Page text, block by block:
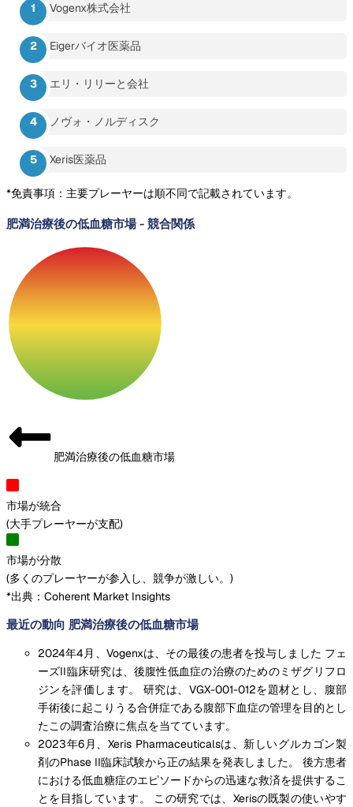
Vogenx株式会社
Eigerバイオ医薬品
エリ・リリーと会社
ノヴォ・ノルディスク
Xeris医薬品
*免責事項：主要プレーヤーは順不同で記載されています。
肥満治療後の低血糖市場- 競合関係
肥満治療後の低血糖市場
市場が統合
(大手プレーヤーが支配)
市場が分散
(多くのプレーヤーが参入し、競争が激しい。 )
*出典：Coherent Market Insights
最近の動向 肥満治療後の低血糖市場
2024年4月、Vogenxは、その最後の患者を投与しました フェ
ーズII臨床研究は、後腹性低血症の治療のためのミザグリフロ
ジンを評価します。 研究は、VGX-001-012を題材とし、腹部
手術後に起こりうる合併症である腹部下血症の管理を目的とし
たこの調査治療に焦点を当てています。
2023年6月、Xeris Pharmaceuticalsは、新しいグルカゴン製
剤のPhase II臨床試験から正の結果を発表しました。 後方患者
における低血糖症のエピソードからの迅速な救済を提供するこ
とを目指しています。 この研究では、Xerisの既製の使いやす